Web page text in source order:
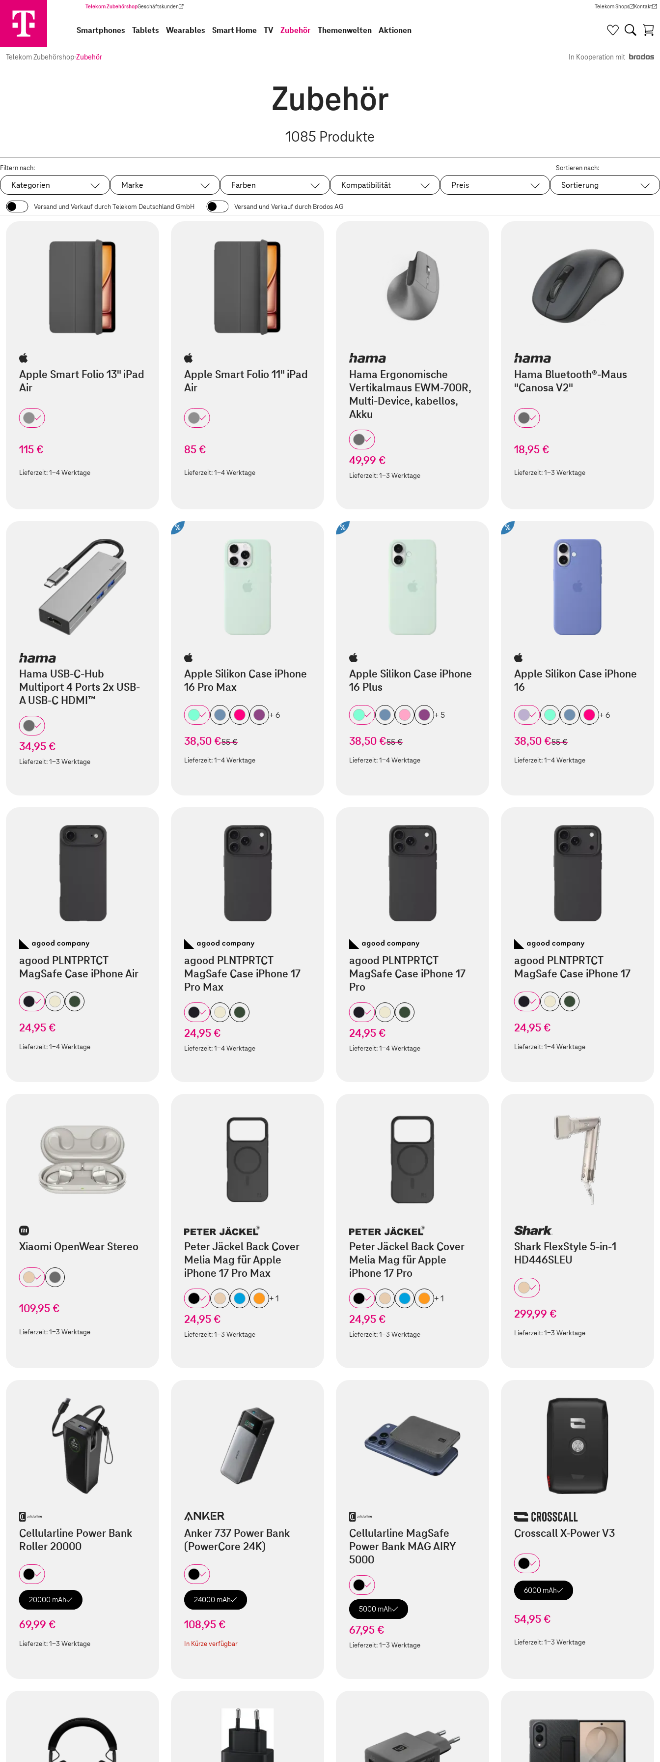
Telekom ZubehörshopGeschäftskunden
(Wird in einem neuen Tab geöffnet) Telekom Shops
(Wird in einem neuen Tab
Kontakt
(Wird in
Smartphones Tablets Wearables Smart Home TV Zubehör Themenwelten Aktionen
Telekom Zubehörshop·Zubehör In Kooperation mit
Zubehör
1085 Produkte
Filtern nach:
Kategorien Marke Farben Kompatibilität Preis
Sortieren nach:
Sortierung
Versand und Verkauf durch Telekom Deutschland GmbH Versand und Verkauf durch Brodos AG
Apple Smart Folio 13" iPad
Air
115 €
Lieferzeit:1-4 Werktage
Apple Smart Folio 11" iPad
Air
85 €
Lieferzeit:1-4 Werktage
Hama Ergonomische
Vertikalmaus EWM-700R,
Multi-Device, kabellos,
Akku
49,99 €
Lieferzeit:1-3 Werktage
Hama Bluetooth®-Maus
"Canosa V2"
18,95 €
Lieferzeit:1-3 Werktage
Hama USB-C-Hub
Multiport 4 Ports 2x USB-
A USB-C HDMI™
34,95 €
Lieferzeit:1-3 Werktage
%
Apple Silikon Case iPhone
16 Pro Max
+ 6
38,50 €statt
55 €
Lieferzeit:1-4 Werktage
%
Apple Silikon Case iPhone
16 Plus
+ 5
38,50 €statt
55 €
Lieferzeit:1-4 Werktage
%
Apple Silikon Case iPhone
16
+ 6
38,50 €statt
55 €
Lieferzeit:1-4 Werktage
agood PLNTPRTCT
MagSafe Case iPhone Air
24,95 €
Lieferzeit:1-4 Werktage
agood PLNTPRTCT
MagSafe Case iPhone 17
Pro Max
24,95 €
Lieferzeit:1-4 Werktage
agood PLNTPRTCT
MagSafe Case iPhone 17
Pro
24,95 €
Lieferzeit:1-4 Werktage
agood PLNTPRTCT
MagSafe Case iPhone 17
24,95 €
Lieferzeit:1-4 Werktage
Xiaomi OpenWear Stereo
109,95 €
Lieferzeit:1-3 Werktage
Peter Jäckel Back Cover
Melia Mag für Apple
iPhone 17 Pro Max
+ 1
24,95 €
Lieferzeit:1-3 Werktage
Peter Jäckel Back Cover
Melia Mag für Apple
iPhone 17 Pro
+ 1
24,95 €
Lieferzeit:1-3 Werktage
Shark FlexStyle 5-in-1
HD446SLEU
299,99 €
Lieferzeit:1-3 Werktage
Cellularline Power Bank
Roller 20000
20000 mAh
69,99 €
Lieferzeit:1-3 Werktage
Anker 737 Power Bank
(PowerCore 24K)
24000 mAh
108,95 €
In Kürze verfügbar
Cellularline MagSafe
Power Bank MAG AIRY
5000
5000 mAh
67,95 €
Lieferzeit:1-3 Werktage
Crosscall X-Power V3
6000 mAh
54,95 €
Lieferzeit:1-3 Werktage